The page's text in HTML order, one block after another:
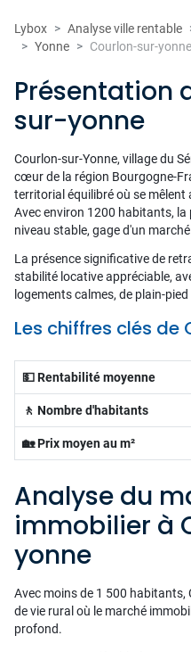
Lybox Analyse ville rentable
Yonne
Courlon-sur-yonne
Présentation
sur-yonne
Courlon-sur-Yonne, village du
cœur de la région Bourgogne-
territorial équilibré où se
Avec environ 1200 habitants,
niveau stable, gage d'un
La présence significative de
stabilité locative appréciable,
logements calmes, de plain-
Les chiffres clés
💵 Rentabilité moyenne
🚶 Nombre d'habitants
🏡 Prix moyen au m²
Analyse du
immobilier à
yonne
Avec moins de 1 500
de vie rural où le marché
profond.